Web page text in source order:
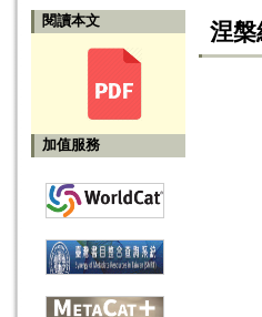
閱讀本文
加值服務
涅